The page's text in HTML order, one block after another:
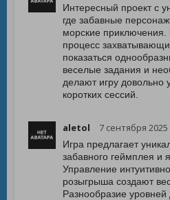
Интересный проект с
где забавные
морские приключения.
процесс
показаться
веселые задания и
делают игру довольно
коротких сессий.
aletol 7 сентября 2025
Игра предлагает
забавного геймплея и
Управление
розыгрыша создают
Разнообразие